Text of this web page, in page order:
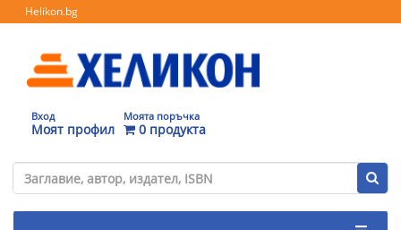
Helikon.bg
Вход
Моят профил
Моята поръчка
0 продукта